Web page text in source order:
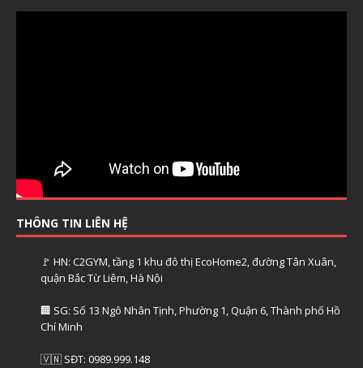
THÔNG TIN LIÊN HỆ
🚩 HN: C2GYM, tầng 1 khu đô thị EcoHome2, đường Tân Xuân,
quận Bắc Từ Liêm, Hà Nội
🏢 SG: Số 13 Ngô Nhân Tịnh, Phường 1, Quận 6, Thành phố Hồ
Chí Minh
🇻🇳 SĐT: 0989.999.148